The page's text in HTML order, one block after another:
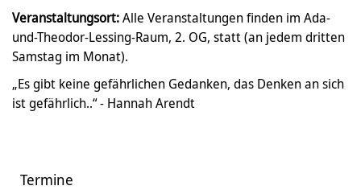
Veranstaltungsort:Alle Veranstaltungen finden im Ada-
und-Theodor-Lessing-Raum, 2. OG, statt (an jedem dritten
Samstag im Monat).
„Es gibt keine gefährlichen Gedanken, das Denken an sich
ist gefährlich..“ - Hannah Arendt
Termine